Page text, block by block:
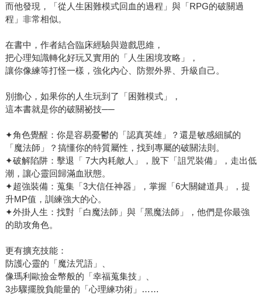
而他發現，「從人生困難模式回血的過程」與「RPG的破關過
程」非常相似。
在書中，作者結合臨床經驗與遊戲思維，
把心理知識轉化好玩又實用的「人生困境攻略」，
讓你像練等打怪一樣，強化內心、防禦外界、升級自己。
別擔心，如果你的人生玩到了「困難模式」，
這本書就是你的破關祕技──
✦角色覺醒：你是容易憂鬱的「認真英雄」？還是敏感細膩的
「魔法師」？搞懂你的特質屬性，找到專屬的破關法則。
✦破解陷阱：擊退「 7大內耗敵人」，脫下「詛咒裝備」，走出低
潮，讓心靈回歸滿血狀態。
✦超強裝備：蒐集「3大信任神器」，掌握「6大關鍵道具」，提
升MP值，訓練強大的心。
✦外掛人生：找對「白魔法師」與「黑魔法師」，他們是你最強
的助攻角色。
更有擴充技能：
防護心靈的「魔法咒語」、
像瑪利歐撿金幣般的「幸福蒐集技」、
3步驟擺脫負能量的「心理練功術」……